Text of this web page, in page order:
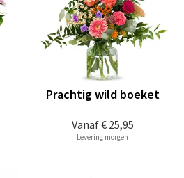
Vanaf€ 25,95
Prachtig wild boeket
Levering morgen